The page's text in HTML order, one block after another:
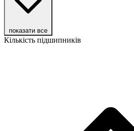
показати все
Кількість підшипників